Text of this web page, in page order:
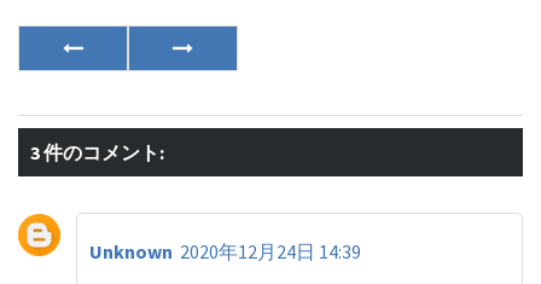
3 件のコメント:
Unknown 2020年12月24日 14:39